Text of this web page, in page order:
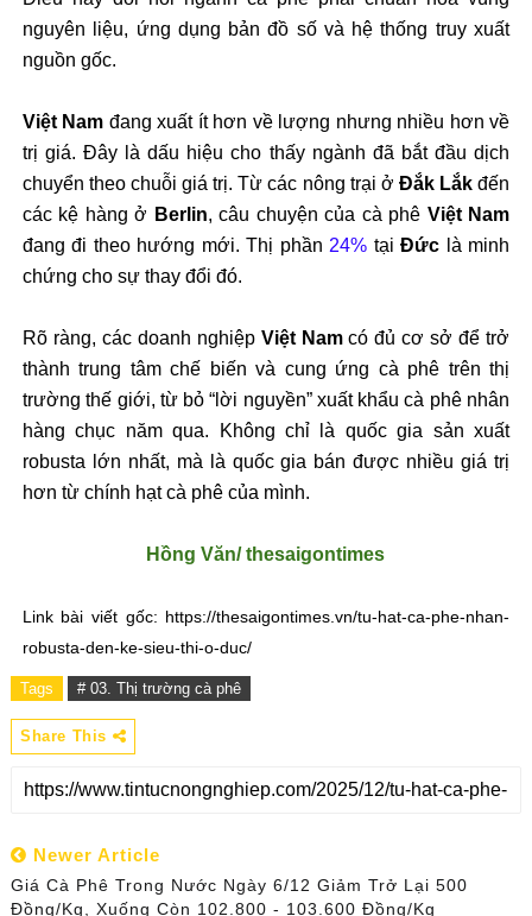
nguyên liệu, ứng dụng bản đồ số và hệ thống truy xuất
nguồn gốc.
Việt Nam đang xuất ít hơn về lượng nhưng nhiều hơn về
trị giá. Đây là dấu hiệu cho thấy ngành đã bắt đầu dịch
chuyển theo chuỗi giá trị. Từ các nông trại ở Đắk Lắkđến
các kệ hàng ở Berlin, câu chuyện của cà phê Việt Nam
đang đi theo hướng mới. Thị phần 24% tạiĐức là minh
chứng cho sự thay đổi đó.
Rõ ràng, các doanh nghiệp Việt Namcó đủ cơ sở để trở
thành trung tâm chế biến và cung ứng cà phê trên thị
trường thế giới, từ bỏ “lời nguyền” xuất khẩu cà phê nhân
hàng chục năm qua. Không chỉ là quốc gia sản xuất
robusta lớn nhất, mà là quốc gia bán được nhiều giá trị
hơn từ chính hạt cà phê của mình.
Hồng Văn/ thesaigontimes
Link bài viết gốc: https://thesaigontimes.vn/tu-hat-ca-phe-nhan-
robusta-den-ke-sieu-thi-o-duc/
Tags # 03. Thị trường cà phê
Share This
Newer Article
Giá Cà Phê Trong Nước Ngày 6/12 Giảm Trở Lại 500
Đồng/kg, Xuống Còn 102.800 - 103.600 Đồng/kg